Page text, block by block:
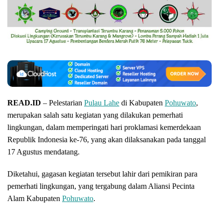
READ.ID – Pelestarian Pulau Lahe di Kabupaten Pohuwato,
merupakan salah satu kegiatan yang dilakukan pemerhati
lingkungan, dalam memperingati hari proklamasi kemerdekaan
Republik Indonesia ke-76, yang akan dilaksanakan pada tanggal
17 Agustus mendatang.
Diketahui, gagasan kegiatan tersebut lahir dari pemikiran para
pemerhati lingkungan, yang tergabung dalam Aliansi Pecinta
Alam Kabupaten Pohuwato.